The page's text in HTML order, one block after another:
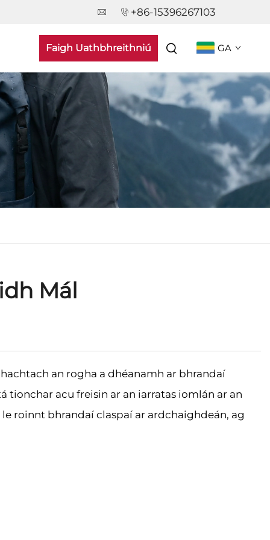
+86-15396267103
Faigh Uathbhreithniú GA
Mál
an rogha a dhéanamh ar bhrandaí
tionchar acu freisin ar an iarratas iomlán ar an
roinnt bhrandaí claspaí ar ardchaighdeán, ag